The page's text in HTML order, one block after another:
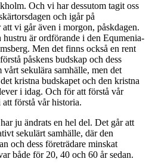
Och vi har dessutom tagit oss
och igår på
vi går även i morgon, påskdagen.
är ordförande i den Equmenia-
Men det finns också en rent
påskens budskap och dess
sekulära samhälle, men det
kristna budskapet och den kristna
i idag. Och för att förstå vår
förstå vår historia.
ju ändrats en hel del. Det går att
sekulärt samhälle, där den
och dess företrädare minskat
både för 20, 40 och 60 år sedan.